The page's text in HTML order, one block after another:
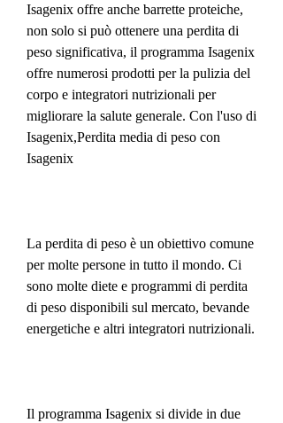
Isagenix offre anche barrette proteiche,
non solo si può ottenere una perdita di
peso significativa, il programma Isagenix
offre numerosi prodotti per la pulizia del
corpo e integratori nutrizionali per
migliorare la salute generale. Con l'uso di
Isagenix,Perdita media di peso con
Isagenix
La perdita di peso è un obiettivo comune
per molte persone in tutto il mondo. Ci
sono molte diete e programmi di perdita
di peso disponibili sul mercato, bevande
energetiche e altri integratori nutrizionali.
Il programma Isagenix si divide in due